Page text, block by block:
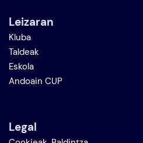
Leizaran
Kluba
Taldeak
Eskola
Andoain CUP
Legal